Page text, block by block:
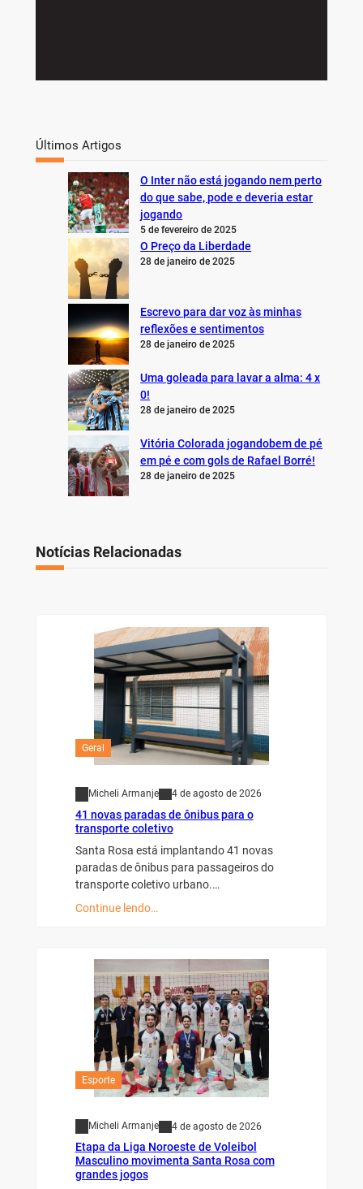
Últimos Artigos
O Inter não está jogando nem perto
do que sabe, pode e deveria estar
jogando
5 de fevereiro de 2025
O Preço da Liberdade
28 de janeiro de 2025
Escrevo para dar voz às minhas
reflexões e sentimentos
28 de janeiro de 2025
Uma goleada para lavar a alma: 4 x
0!
28 de janeiro de 2025
Vitória Colorada jogandobem de pé
em pé e com gols de Rafael Borré!
28 de janeiro de 2025
Notícias Relacionadas
Geral
Micheli Armanje 4 de agosto de 2026
41 novas paradas de ônibus para o
transporte coletivo
Santa Rosa está implantando 41 novas
paradas de ônibus para passageiros do
transporte coletivo urbano.…
Continue lendo…
Esporte
Micheli Armanje 4 de agosto de 2026
Etapa da Liga Noroeste de Voleibol
Masculino movimenta Santa Rosa com
grandes jogos